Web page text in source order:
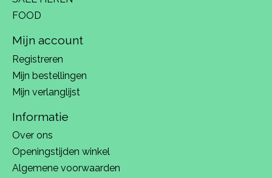
FOOD
Mijn account
Registreren
Mijn bestellingen
Mijn verlanglijst
Informatie
Over ons
Openingstijden winkel
Algemene voorwaarden